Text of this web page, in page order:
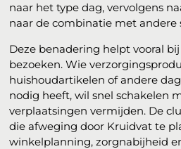
naar het type dag, vervolgens
naar de combinatie met andere
Deze benadering helpt vooral
bezoeken. Wie
huishoudartikelen of andere
nodig heeft, wil snel schakelen
verplaatsingen vermijden. De
die afweging door Kruidvat te
winkelplanning, zorgnabijheid